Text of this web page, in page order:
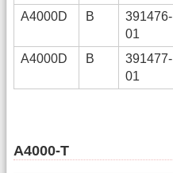
A4000D B
391476-
01
A4000D B
391477-
01
A4000-T